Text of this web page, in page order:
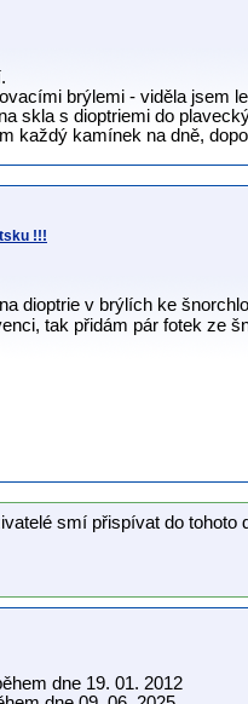
brýlemi - viděla jsem
skla s dioptriemi do
každý kamínek na dně,
!!!
dioptrie v brýlích ke
tak přidám pár fotek ze
smí přispívat do tohoto
dne 19. 01. 2012